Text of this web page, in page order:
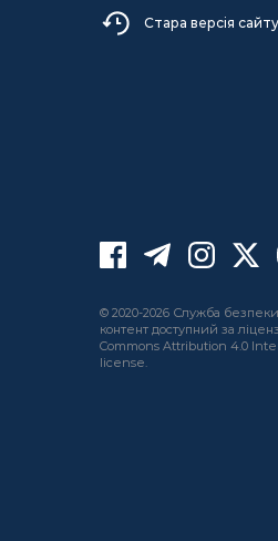
Стара версія сайту
© 2020-2026 Служба
контент доступний за
Commons Attribution 4.0
license.